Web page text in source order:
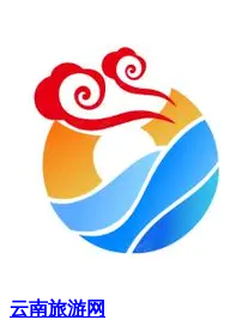
云南旅游网